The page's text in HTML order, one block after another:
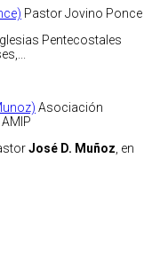
Pastor Jovino Ponce
Pentecostales
Asociación
José D. Muñoz , en